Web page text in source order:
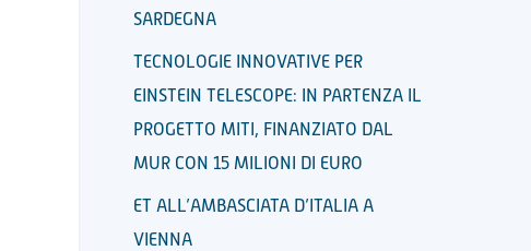
SARDEGNA
TECNOLOGIE INNOVATIVE PER
EINSTEIN TELESCOPE: IN PARTENZA IL
PROGETTO MITI, FINANZIATO DAL
MUR CON 15 MILIONI DI EURO
ET ALL’AMBASCIATA D’ITALIA A
VIENNA